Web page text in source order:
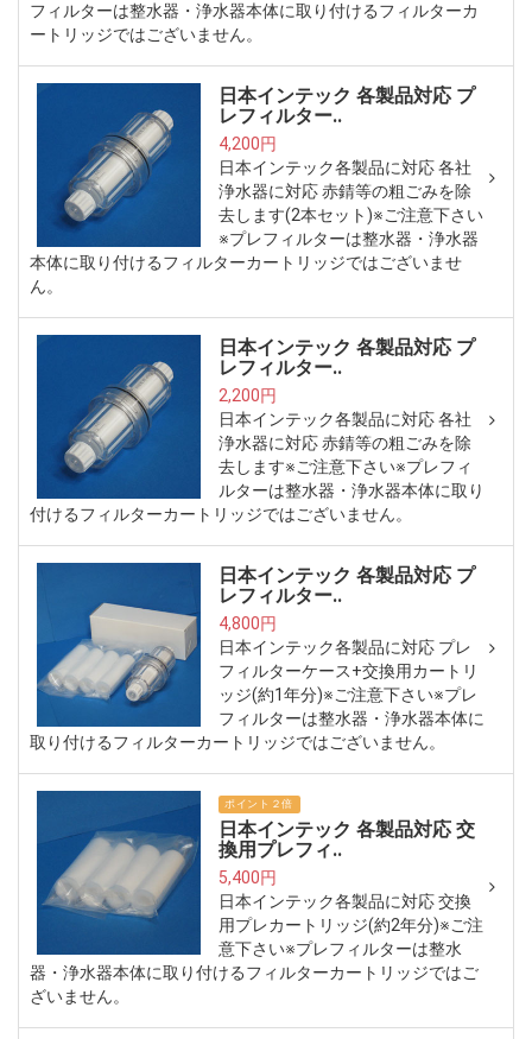
フィルターは整水器・浄水器本体に取り付けるフィルターカ
ートリッジではございません。
日本インテック 各製品対応 プ
レフィルター..
4,200円
日本インテック各製品に対応 各社
浄水器に対応 赤錆等の粗ごみを除
去します(2本セット)※ご注意下さい
※プレフィルターは整水器・浄水器
本体に取り付けるフィルターカートリッジではございませ
ん。
日本インテック 各製品対応 プ
レフィルター..
2,200円
日本インテック各製品に対応 各社
浄水器に対応 赤錆等の粗ごみを除
去します※ご注意下さい※プレフィ
ルターは整水器・浄水器本体に取り
付けるフィルターカートリッジではございません。
日本インテック 各製品対応 プ
レフィルター..
4,800円
日本インテック各製品に対応 プレ
フィルターケース+交換用カートリ
ッジ(約1年分)※ご注意下さい※プレ
フィルターは整水器・浄水器本体に
取り付けるフィルターカートリッジではございません。
ポイント２倍
日本インテック 各製品対応 交
換用プレフィ..
5,400円
日本インテック各製品に対応 交換
用プレカートリッジ(約2年分)※ご注
意下さい※プレフィルターは整水
器・浄水器本体に取り付けるフィルターカートリッジではご
ざいません。